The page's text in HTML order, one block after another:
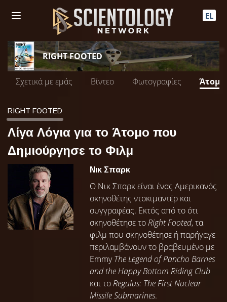
EL
RIGHT FOOTED
Σχετικά με εμάς Βίντεο Φωτογραφίες
RIGHT FOOTED
Λίγα Λόγια για το Άτομο που
Δημιούργησε το Φιλμ
Νικ Σπαρκ
Ο Νικ Σπαρκ είναι ένας Αμερικανός
σκηνοθέτης ντοκιμαντέρ και
συγγραφέας. Εκτός από το ότι
σκηνοθέτησε τοRight Footed, τα
φιλμ που σκηνοθέτησε ή παρήγαγε
περιλαμβάνουν το βραβευμένο με
EmmyThe Legend of Pancho Barnes
and the Happy Bottom Riding Club
και τοRegulus: The First Nuclear
Missile Submarines.